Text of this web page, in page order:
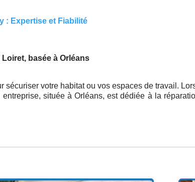
: Expertise et Fiabilité
basée à Orléans
votre habitat ou vos espaces de travail.
située à Orléans, est dédiée à la